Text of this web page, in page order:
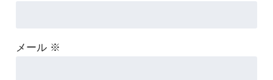
メール ※